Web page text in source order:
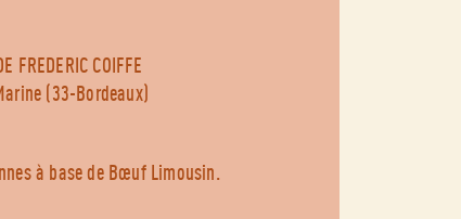
FREDERIC COIFFE
(33-Bordeaux)
à base de Bœuf Limousin.